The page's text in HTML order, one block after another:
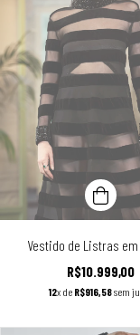
Vestido de Listras em
R$10.999,00
12x de R$916,58sem